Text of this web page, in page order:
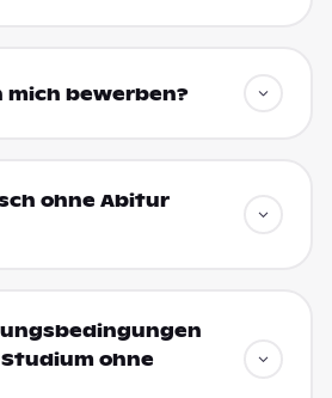
mich bewerben?
ohne Abitur
ohne